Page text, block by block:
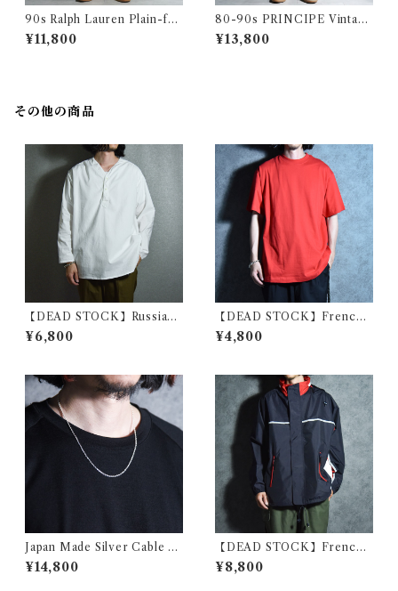
90s Ralph Lauren Plain-fro
nt Chino Trousers PROSP
ECT PANTS Beige ラルフロ
¥11,800
80-90s PRINCIPE Vintage
Slacks Wool Trousers Mad
e in Italy プリンシペ ヴィン
¥13,800
その他の商品
【DEAD STOCK】Russian
military sleeping shirts V-
Henryneck ロシア軍 スリー
¥6,800
【DEAD STOCK】French
Military School Crew-Nec
k T-Shirts フランス軍 士官学
¥4,800
Japan Made Silver Cable C
hain Nacklace シルバー ケー
ブル チェーン ネックレス 日本
¥14,800
【DEAD STOCK】French
Military Shcool Marin Park
a フランス軍 士官学校 マリン
¥8,800